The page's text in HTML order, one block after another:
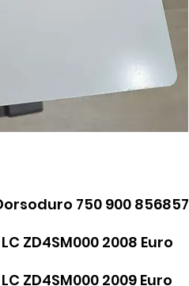
750 900 856857
ZD4SM000 2008 Euro
ZD4SM000 2009 Euro